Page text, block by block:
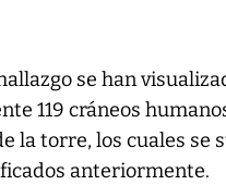
se han
119 cráneos
la torre, los cuales se
anteriormente.